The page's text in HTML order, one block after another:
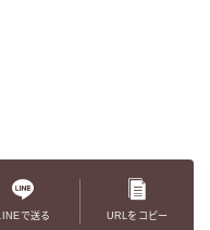
LINEで送る URLをコピー